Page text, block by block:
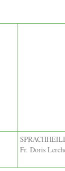
Fr. Doris